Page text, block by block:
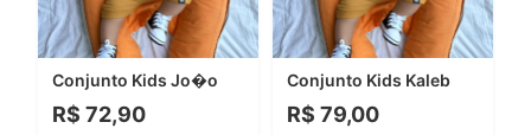
Conjunto Kids Jo�o
R$ 72,90
Conjunto Kids Kaleb
R$ 79,00